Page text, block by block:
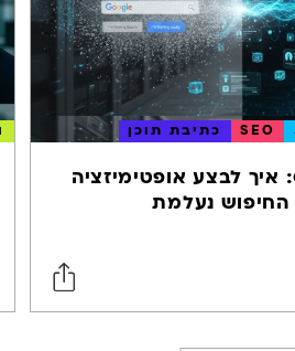
SEO כתיבת תוכן
מ-SEO ל-GEO: איך לבצע אופטימיזציה